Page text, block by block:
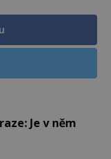
Je v něm